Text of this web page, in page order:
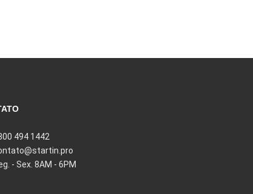
494 1442
- Sex. 8AM - 6PM